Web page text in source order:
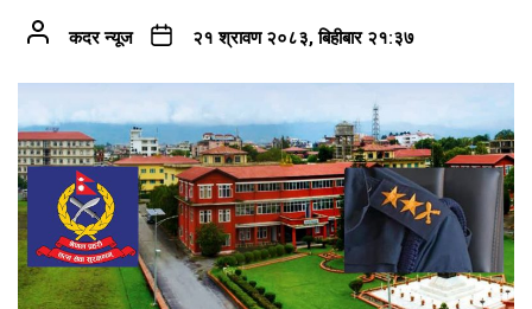
कदर न्यूज २१ श्रावण २०८३, बिहीबार २१:३७